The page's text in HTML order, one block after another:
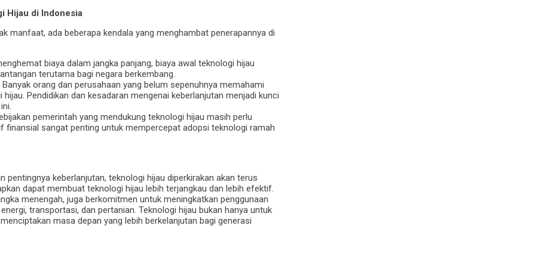
Hijau di Indonesia
manfaat, ada beberapa kendala yang menghambat penerapannya di
biaya dalam jangka panjang, biaya awal teknologi hijau
terutama bagi negara berkembang.
Banyak orang dan perusahaan yang belum sepenuhnya memahami
Pendidikan dan kesadaran mengenai keberlanjutan menjadi kunci
pemerintah yang mendukung teknologi hijau masih perlu
finansial sangat penting untuk mempercepat adopsi teknologi ramah
pentingnya keberlanjutan, teknologi hijau diperkirakan akan terus
dapat membuat teknologi hijau lebih terjangkau dan lebih efektif.
menengah, juga berkomitmen untuk meningkatkan penggunaan
transportasi, dan pertanian. Teknologi hijau bukan hanya untuk
masa depan yang lebih berkelanjutan bagi generasi